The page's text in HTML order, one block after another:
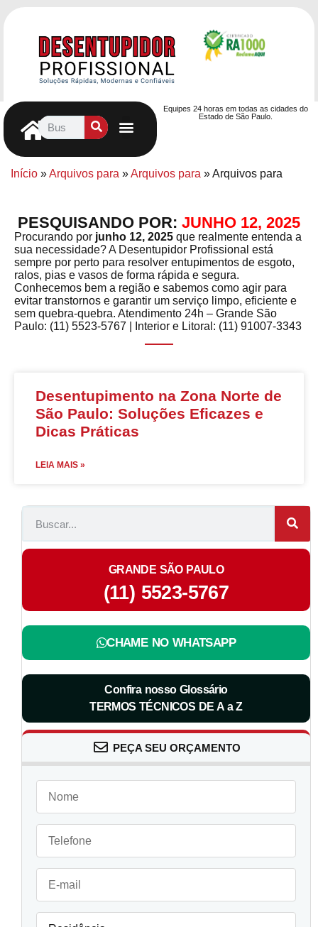
Equipes 24 horas em todas as cidades do
Estado de São Paulo.
Início »Arquivos para »Arquivos para »Arquivos para
PESQUISANDO POR: JUNHO 12, 2025
Procurando por junho 12, 2025 que realmente entenda a
sua necessidade? A Desentupidor Profissional está
sempre por perto para resolver entupimentos de esgoto,
ralos, pias e vasos de forma rápida e segura.
Conhecemos bem a região e sabemos como agir para
evitar transtornos e garantir um serviço limpo, eficiente e
sem quebra-quebra. Atendimento 24h – Grande São
Paulo: (11) 5523-5767 | Interior e Litoral: (11) 91007-3343
Desentupimento na Zona Norte de
São Paulo: Soluções Eficazes e
Dicas Práticas
LEIA MAIS »
GRANDE SÃO PAULO
(11) 5523-5767
CHAME NO WHATSAPP
Confira nosso Glossário
TERMOS TÉCNICOS DE A a Z
PEÇA SEU ORÇAMENTO